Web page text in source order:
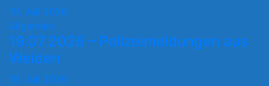
19. Juli 2026
Allgemein
19.07.2026 – Polizeimeldungen aus
Weiden
19. Juli 2026